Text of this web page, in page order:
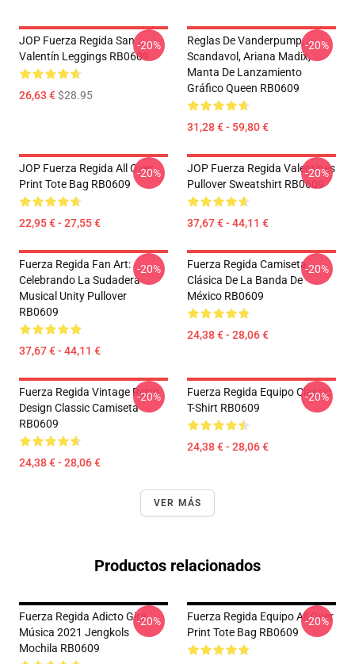
JOP Fuerza Regida San
Valentín Leggings RB0609
26,63 €$28.95
-20%
Reglas De Vanderpump,
Scandavol, Ariana Madix,
Manta De Lanzamiento
Gráfico Queen RB0609
31,28 € - 59,80 €
-20%
JOP Fuerza Regida All Over
Print Tote Bag RB0609
22,95 € - 27,55 €
-20%
JOP Fuerza Regida Valentines
Pullover Sweatshirt RB0609
37,67 € - 44,11 €
-20%
Fuerza Regida Fan Art:
Celebrando La Sudadera
Musical Unity Pullover
RB0609
37,67 € - 44,11 €
-20%
Fuerza Regida Camiseta
Clásica De La Banda De
México RB0609
24,38 € - 28,06 €
-20%
Fuerza Regida Vintage Retro
Design Classic Camiseta
RB0609
24,38 € - 28,06 €
-20%
Fuerza Regida Equipo Classic
T-Shirt RB0609
24,38 € - 28,06 €
-20%
VER MÁS
Productos relacionados
Fuerza Regida Adicto Gira
Música 2021 Jengkols
Mochila RB0609
-20%
Fuerza Regida Equipo All Over
Print Tote Bag RB0609
-20%